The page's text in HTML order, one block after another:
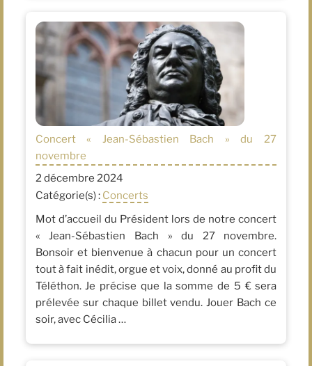
Concert « Jean-Sébastien Bach » du 27
novembre
2 décembre 2024
Catégorie(s) : Concerts
Mot d’accueil du Président lors de notre concert
« Jean-Sébastien Bach » du 27 novembre.
Bonsoir et bienvenue à chacun pour un concert
tout à fait inédit, orgue et voix, donné au profit du
Téléthon. Je précise que la somme de 5 € sera
prélevée sur chaque billet vendu. Jouer Bach ce
soir, avec Cécilia …